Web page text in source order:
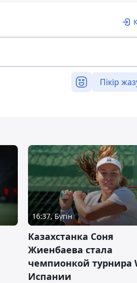
Пікір
16:37, Бүгін
Казахстанка Соня
Жиенбаева стала
чемпионкой турнира
Испании